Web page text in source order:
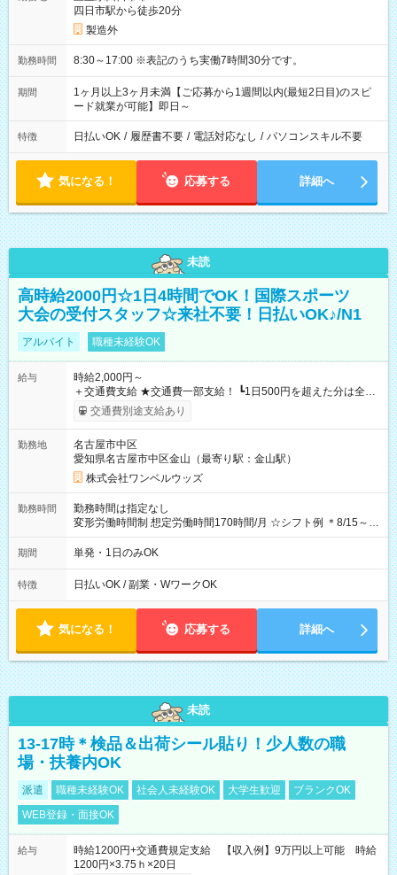
四日市駅から徒歩20分
製造外
勤務時間 8:30～17:00 ※表記のうち実働7時間30分です。
期間
1ヶ月以上3ヶ月未満【ご応募から1週間以内(最短2日目)のスピ
ード就業が可能】即日～
特徴 日払いOK / 履歴書不要 / 電話対応なし / パソコンスキル不要
気になる！ 応募する 詳細へ
未読
高時給2000円☆1日4時間でOK！国際スポーツ
大会の受付スタッフ☆来社不要！日払いOK♪/N1
アルバイト 職種未経験OK
給与
時給2,000円～
＋交通費支給 ★交通費一部支給！ ┗1日500円を超えた分は全額
支給！ ※往復500円以内の方は自己負担となります ★日払い
OK！（規定あり） ┗働いたその日に現金GET♪ お仕事後はコン
期間なし
交通費別途支給あり
勤務地
名古屋市中区
愛知県名古屋市中区金山（最寄り駅：金山駅）
株式会社ワンベルウッズ
勤務時間
勤務時間は指定なし
変形労働時間制 想定労働時間170時間/月 ☆シフト例 ＊8/15～
10/26 全日共通 08：00～12：00 17：00～21：00 ＊8/31
～9/19のみ下記シフトもあります！ 12：00～16：00 ＊9/6～
00
期間 単発・1日のみOK
特徴 日払いOK / 副業・WワークOK
気になる！ 応募する 詳細へ
未読
13-17時＊検品＆出荷シール貼り！少人数の職
場・扶養内OK
派遣 職種未経験OK 社会人未経験OK 大学生歓迎
ブランクOK
WEB登録・面接OK
給与
時給1200円+交通費規定支給 【収入例】9万円以上可能 時給
1200円×3.75ｈ×20日